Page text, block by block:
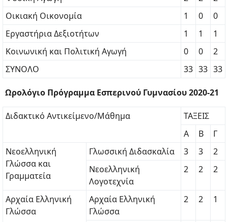
Οικιακή Οικονομία
1 0
0
Εργαστήρια Δεξιοτήτων
1 1
1
Κοινωνική και Πολιτική Αγωγή
0 0
2
ΣΥΝΟΛΟ
33 33 33
Ωρολόγιο Πρόγραμμα Εσπερινού Γυμνασίου 2020-21
Διδακτικό Αντικείμενο/Μάθημα
ΤΑΞΕΙΣ
Α
Β
Γ
Νεοελληνική
Γλώσσα και
Γραμματεία
Γλωσσική Διδασκαλία 3 3
2
Νεοελληνική
Λογοτεχνία
2 2 2
Αρχαία Ελληνική
Γλώσσα
Αρχαία Ελληνική
Γλώσσα
2 2 1